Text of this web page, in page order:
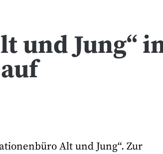
und Jung“
Alt und Jung“. Zur